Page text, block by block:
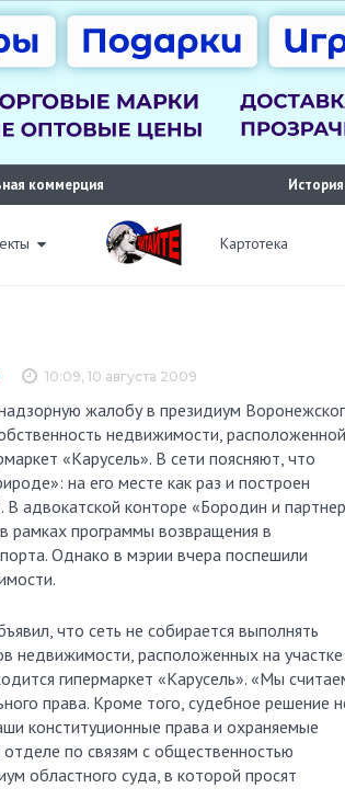
коммерция
Картотека
10:09, 10 августа 2009
недвижимости,
«Карусель». В сети поясняют, что
на его месте как раз и построен
В адвокатской конторе «Бородин и
программы возвращения в
Однако в мэрии вчера поспешили
что сеть не собирается выполнять
недвижимости, расположенных на участке
гипермаркет «Карусель». «Мы
права. Кроме того, судебное решение
конституционные права и охраняемые
по связям с общественностью
областного суда, в которой просят